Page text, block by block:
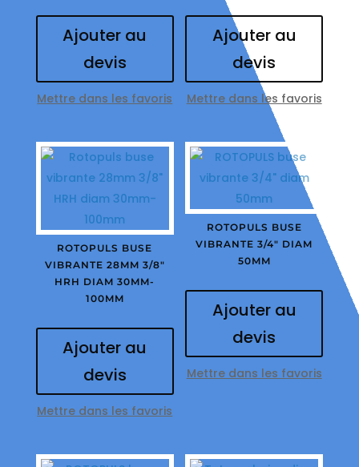
Ajouter au
devis
Mettre dans les favoris
Ajouter au
devis
Mettre dans les favoris
ROTOPULS BUSE
VIBRANTE 28MM 3/8″
HRH DIAM 30MM-
100MM
Ajouter au
devis
Mettre dans les favoris
ROTOPULS BUSE
VIBRANTE 3/4″ DIAM
50MM
Ajouter au
devis
Mettre dans les favoris